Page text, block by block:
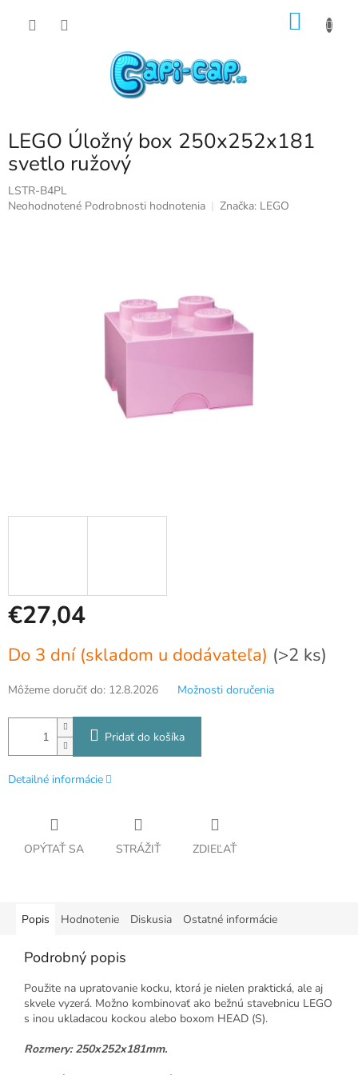
LEGO Úložný box 250x252x181
svetlo ružový
LSTR-B4PL
Priemerné
Neohodnotené Podrobnosti hodnotenia Značka: LEGO
€27,04
cena:
Do 3 dní (skladom u dodávateľa) (>2 ks)
Môžeme doručiť do: 12.8.2026 Možnosti doručenia
Pridať do košíka
Detailné informácie
OPÝTAŤ SA STRÁŽIŤ ZDIEĽAŤ
Popis Hodnotenie Diskusia Ostatné informácie
Podrobný popis
Použite na upratovanie kocku, ktorá je nielen praktická, ale aj
skvele vyzerá. Možno kombinovať ako bežnú stavebnicu LEGO
s inou ukladacou kockou alebo boxom HEAD (S).
Rozmery: 250x252x181mm.